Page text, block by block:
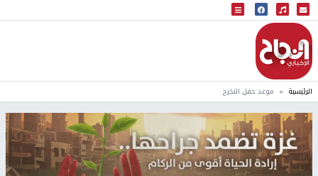
البث المباشر
إذاعة النجاح
الرئيسية موعد حفل التخرج